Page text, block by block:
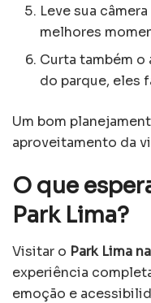
Leve sua
melhores
Curta também o
do parque, eles
Um bom
aproveitamento da
O que
Park Lima?
Visitar o Park Lima
experiência
emoção e